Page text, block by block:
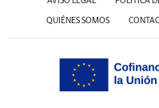
QUIÉNES SOMOS